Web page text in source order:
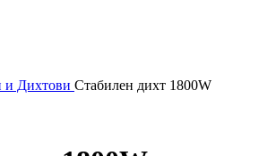
и Дихтови Стабилен дихт 1800W